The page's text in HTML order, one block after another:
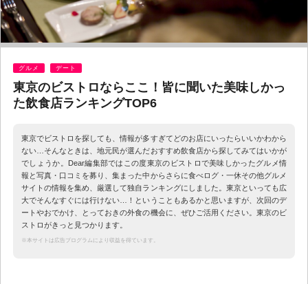
グルメ デート
東京のビストロならここ！皆に聞いた美味しかっ
た飲食店ランキングTOP6
東京でビストロを探しても、情報が多すぎてどのお店にいったらいいかわから
ない…そんなときは、地元民が選んだおすすめ飲食店から探してみてはいかが
でしょうか。Dear編集部ではこの度東京のビストロで美味しかったグルメ情
報と写真・口コミを募り、集まった中からさらに食べログ・一休その他グルメ
サイトの情報を集め、厳選して独自ランキングにしました。東京といっても広
大でそんなすぐには行けない…！ということもあるかと思いますが、次回のデ
ートやおでかけ、とっておきの外食の機会に、ぜひご活用ください。東京のビ
ストロがきっと見つかります。
※本サイトは広告プログラムにより収益を得ています。